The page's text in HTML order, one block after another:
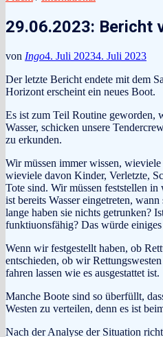
29.06.2023: Bericht
von Ingo4. Juli 20234. Juli 2023
Der letzte Bericht endete mit dem
Horizont erscheint ein neues Boot.
Es ist zum Teil Routine geworden,
Wasser, schicken unsere
zu erkunden.
Wir müssen immer wissen,
wieviele davon Kinder, Verletzte,
Tote sind. Wir müssen feststellen
ist bereits Wasser eingetreten,
lange haben sie nichts getrunken?
funktiuonsfähig? Das würde
Wenn wir festgestellt haben, ob
entschieden, ob wir
fahren lassen wie es ausgestattet ist.
Manche Boote sind so überfüllt,
Westen zu verteilen, denn es ist
Nach der Analyse der Situation